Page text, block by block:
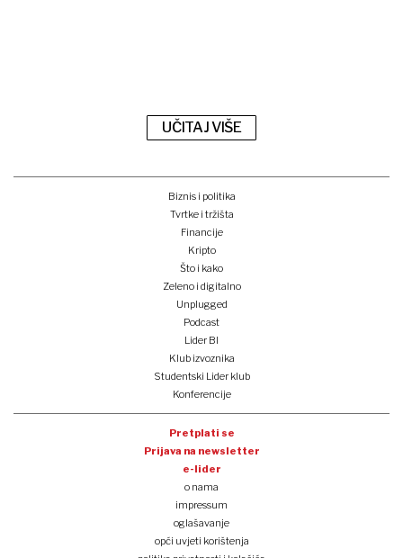
UČITAJ VIŠE
Biznis i politika
Tvrtke i tržišta
Financije
Kripto
Što i kako
Zeleno i digitalno
Unplugged
Podcast
Lider BI
Klub izvoznika
Studentski Lider klub
Konferencije
Pretplati se
Prijava na newsletter
e-lider
o nama
impressum
oglašavanje
opći uvjeti korištenja